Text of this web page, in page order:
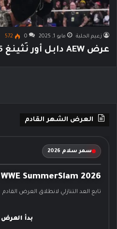
زعيم الحلبة مايو 1, 2025 0
572
عرض AEW دابل أور نَثينغ 2025 كامل
العرض الشهر القادم
سمر سلام 2026
WWE SummerSlam 2026
تابع العد التنازلي لانطلاق العرض القادم
بدأ العرض